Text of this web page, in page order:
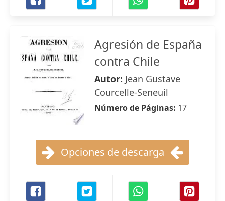
Agresión de España
contra Chile
Autor: Jean Gustave
Courcelle-Seneuil
Número de Páginas: 17
Opciones de descarga